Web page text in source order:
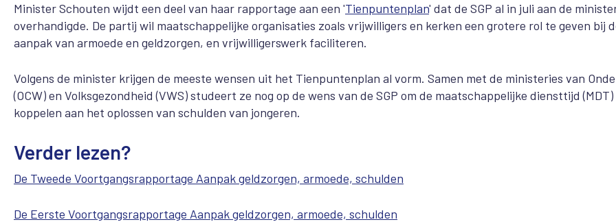
Minister Schouten wijdt een deel van haar rapportage aan een 'Tienpuntenplan' dat de SGP al in juli aan de
overhandigde. De partij wil maatschappelijke organisaties zoals vrijwilligers en kerken een grotere rol te geven bij
aanpak van armoede en geldzorgen, en vrijwilligerswerk faciliteren.
Volgens de minister krijgen de meeste wensen uit het Tienpuntenplan al vorm. Samen met de ministeries van
(OCW) en Volksgezondheid (VWS) studeert ze nog op de wens van de SGP om de maatschappelijke diensttijd
koppelen aan het oplossen van schulden van jongeren.
Verder lezen?
De Tweede Voortgangsrapportage Aanpak geldzorgen, armoede, schulden
De Eerste Voortgangsrapportage Aanpak geldzorgen, armoede, schulden